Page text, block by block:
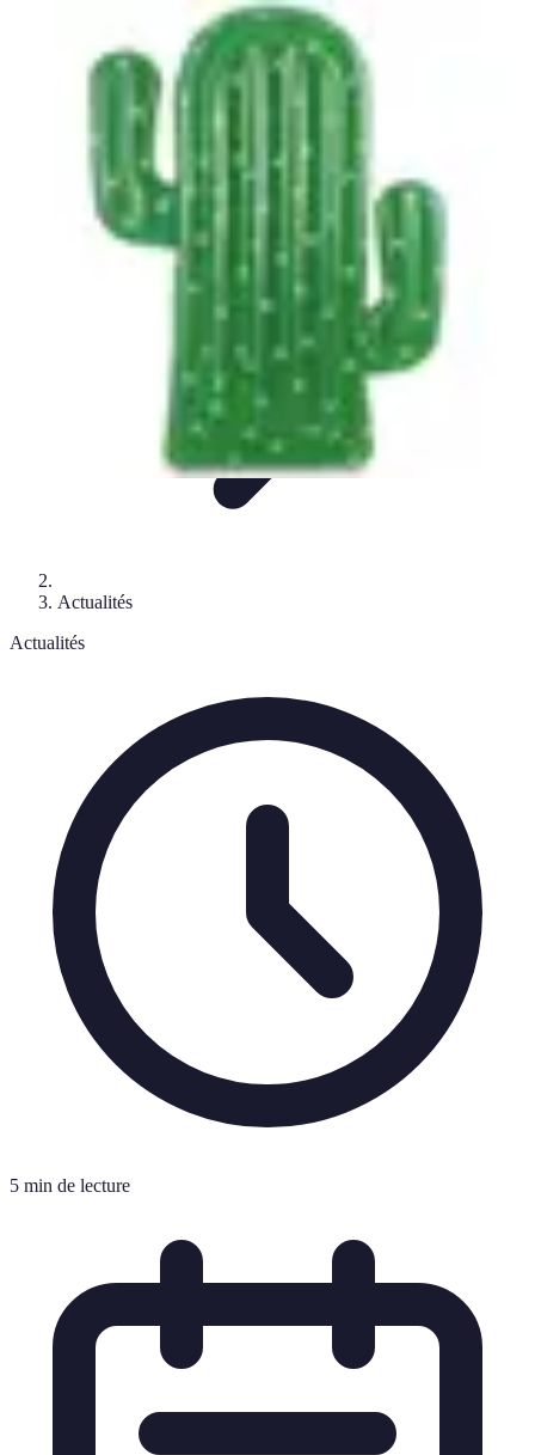
Tendances ÉvénementsRèglesÉquipement
Padel Actu
Actualités
Actualités
5 min de lecture